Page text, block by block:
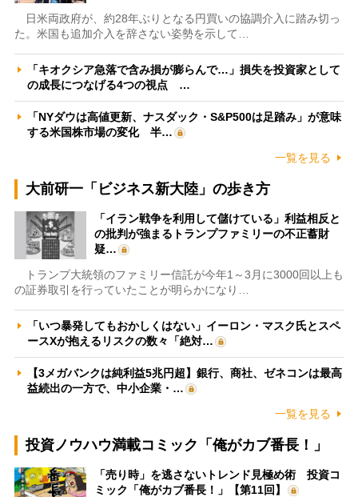
日米両政府が、約28年ぶりとなる円買いの協調介入に踏み切っ
た。米国も追加介入を辞さない姿勢を示して…
「キオクシア急落で含み損が膨らんで…」損失を投資家として
の成長につなげる4つの視点 …
「NYダウは高値更新、ナスダック・S&P500は足踏み」が意味
する米国株市場の変化 半…
一覧を見る
大前研一「ビジネス新大陸」の歩き方
「イラン戦争を利用して儲けている」利益相反と
の批判が強まるトランプファミリーの不正蓄財
疑…
トランプ大統領のファミリー信託が今年1～3月に3000回以上も
の証券取引を行っていたことが明らかになり…
「いつ暴発してもおかしくはない」イーロン・マスク氏とスペ
ースXが抱えるリスクの数々「絶対…
【3メガバンクは純利益5兆円超】銀行、商社、ゼネコンは最高
益続出の一方で、中小企業・…
一覧を見る
投資ノウハウ満載コミック「俺がカブ番長！」
「売り時」を逃さないトレンド見極め術 投資コ
ミック「俺がカブ番長！」【第11回】